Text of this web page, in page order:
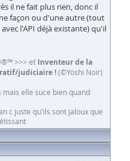
il ne fait plus rien, donc il
façon ou d'une autre (tout
l'API déjà existante) qu'il
>>> et Inventeur de la
judiciaire !(©Yoshi Noir)
mais elle suce bien quand
c juste qu'ils sont jaloux que